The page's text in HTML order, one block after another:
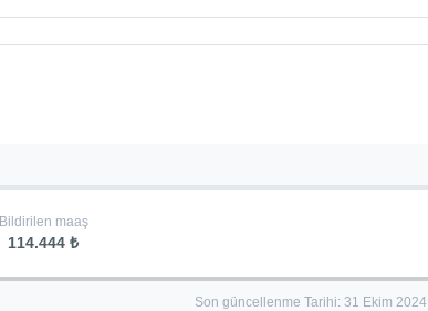
Bildirilen maaş
114.444 ₺
Son güncellenme Tarihi: 31 Ekim 2024